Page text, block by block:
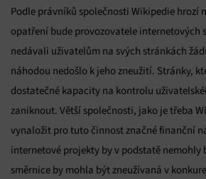
Podle právníků společnosti Wikipedie hrozí
opatření bude provozovatele internetových
nedávali uživatelům na svých stránkách
náhodou nedošlo k jeho zneužití. Stránky,
dostatečné kapacity na kontrolu
zaniknout. Větší společnosti, jako je třeba
vynaložit pro tuto činnost značné finanční
internetové projekty by v podstatě nemohly
směrnice by mohla být zneužívaná v